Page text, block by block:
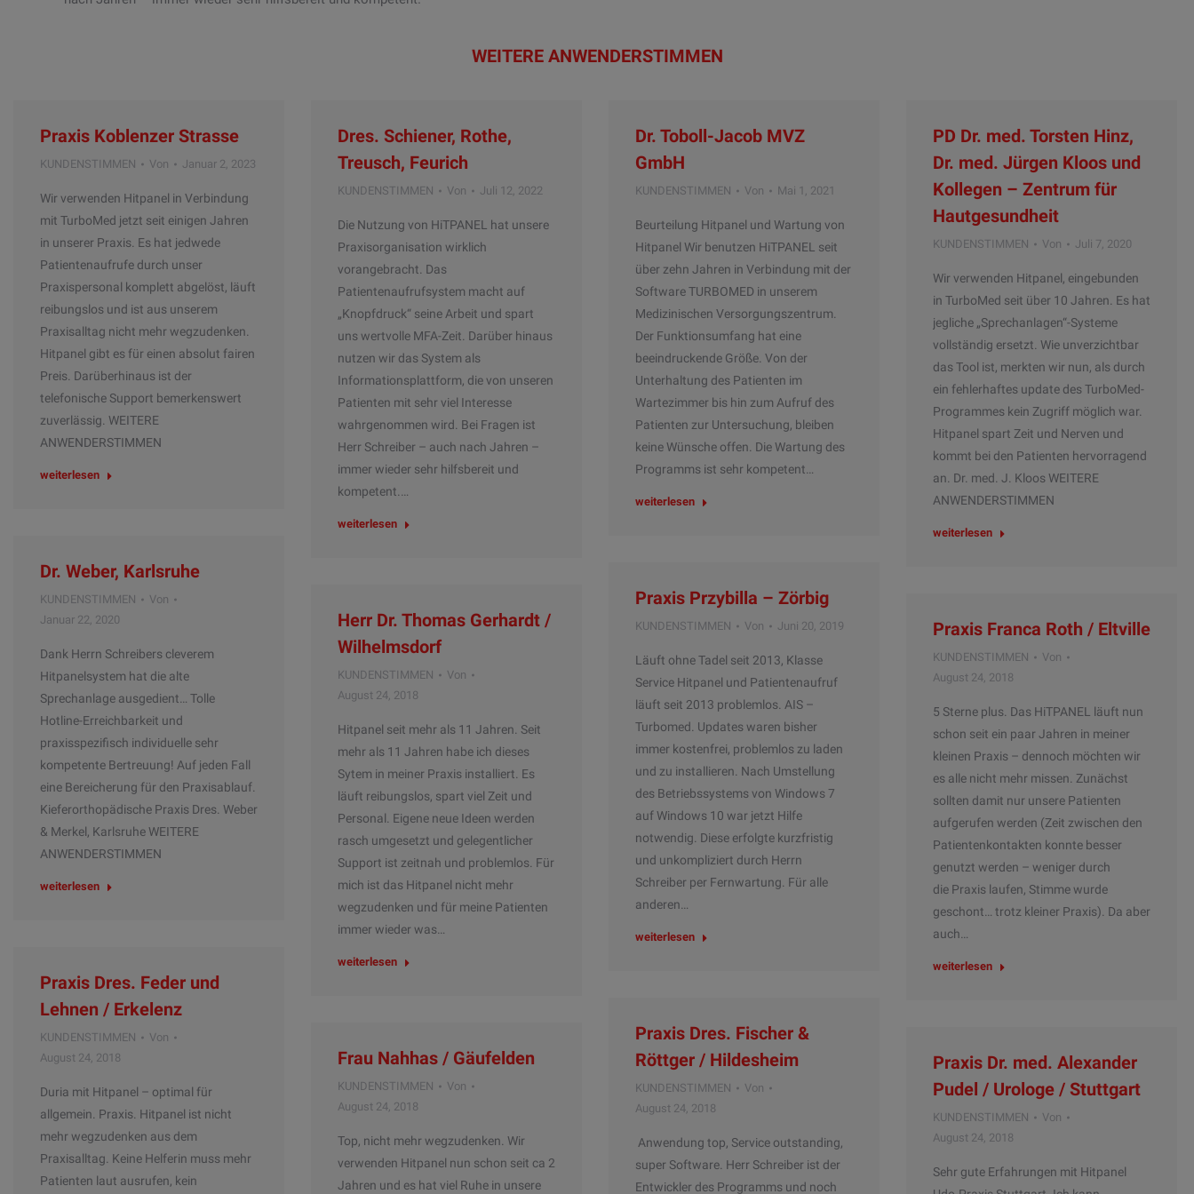
WEITERE ANWENDERSTIMMEN
Praxis Koblenzer Strasse
KUNDENSTIMMEN Von Januar 2, 2023
Wir verwenden Hitpanel in Verbindung
mit TurboMed jetzt seit einigen Jahren
in unserer Praxis. Es hat jedwede
Patientenaufrufe durch unser
Praxispersonal komplett abgelöst, läuft
reibungslos und ist aus unserem
Praxisalltag nicht mehr wegzudenken.
Hitpanel gibt es für einen absolut fairen
Preis. Darüberhinaus ist der
telefonische Support bemerkenswert
zuverlässig. WEITERE
ANWENDERSTIMMEN
weiterlesen
Dres. Schiener, Rothe,
Treusch, Feurich
KUNDENSTIMMEN Von Juli 12, 2022
Die Nutzung von HiTPANEL hat unsere
Praxisorganisation wirklich
vorangebracht. Das
Patientenaufrufsystem macht auf
„Knopfdruck“ seine Arbeit und spart
uns wertvolle MFA-Zeit. Darüber hinaus
nutzen wir das System als
Informationsplattform, die von unseren
Patienten mit sehr viel Interesse
wahrgenommen wird. Bei Fragen ist
Herr Schreiber – auch nach Jahren –
immer wieder sehr hilfsbereit und
kompetent.…
weiterlesen
Dr. Toboll-Jacob MVZ
GmbH
KUNDENSTIMMEN Von Mai 1, 2021
Beurteilung Hitpanel und Wartung von
Hitpanel Wir benutzen HiTPANEL seit
über zehn Jahren in Verbindung mit der
Software TURBOMED in unserem
Medizinischen Versorgungszentrum.
Der Funktionsumfang hat eine
beeindruckende Größe. Von der
Unterhaltung des Patienten im
Wartezimmer bis hin zum Aufruf des
Patienten zur Untersuchung, bleiben
keine Wünsche offen. Die Wartung des
Programms ist sehr kompetent…
weiterlesen
PD Dr. med. Torsten Hinz,
Dr. med. Jürgen Kloos und
Kollegen – Zentrum für
Hautgesundheit
KUNDENSTIMMEN Von Juli 7, 2020
Wir verwenden Hitpanel, eingebunden
in TurboMed seit über 10 Jahren. Es hat
jegliche „Sprechanlagen“-Systeme
vollständig ersetzt. Wie unverzichtbar
das Tool ist, merkten wir nun, als durch
ein fehlerhaftes update des TurboMed-
Programmes kein Zugriff möglich war.
Hitpanel spart Zeit und Nerven und
kommt bei den Patienten hervorragend
an. Dr. med. J. Kloos WEITERE
ANWENDERSTIMMEN
weiterlesen
Dr. Weber, Karlsruhe
KUNDENSTIMMEN
Von
Januar 22, 2020
Dank Herrn Schreibers cleverem
Hitpanelsystem hat die alte
Sprechanlage ausgedient… Tolle
Hotline-Erreichbarkeit und
praxisspezifisch individuelle sehr
kompetente Bertreuung! Auf jeden Fall
eine Bereicherung für den Praxisablauf.
Kieferorthopädische Praxis Dres. Weber
& Merkel, Karlsruhe WEITERE
ANWENDERSTIMMEN
weiterlesen
Praxis Przybilla – Zörbig
KUNDENSTIMMEN Von Juni 20, 2019
Läuft ohne Tadel seit 2013, Klasse
Service Hitpanel und Patientenaufruf
läuft seit 2013 problemlos. AIS –
Turbomed. Updates waren bisher
immer kostenfrei, problemlos zu laden
und zu installieren. Nach Umstellung
des Betriebssystems von Windows 7
auf Windows 10 war jetzt Hilfe
notwendig. Diese erfolgte kurzfristig
und unkompliziert durch Herrn
Schreiber per Fernwartung. Für alle
anderen…
weiterlesen
Herr Dr. Thomas Gerhardt /
Wilhelmsdorf
KUNDENSTIMMEN
Von
August 24, 2018
Hitpanel seit mehr als 11 Jahren. Seit
mehr als 11 Jahren habe ich dieses
Sytem in meiner Praxis installiert. Es
läuft reibungslos, spart viel Zeit und
Personal. Eigene neue Ideen werden
rasch umgesetzt und gelegentlicher
Support ist zeitnah und problemlos. Für
mich ist das Hitpanel nicht mehr
wegzudenken und für meine Patienten
immer wieder was…
weiterlesen
Praxis Franca Roth / Eltville
KUNDENSTIMMEN
Von
August 24, 2018
5 Sterne plus. Das HiTPANEL läuft nun
schon seit ein paar Jahren in meiner
kleinen Praxis – dennoch möchten wir
es alle nicht mehr missen. Zunächst
sollten damit nur unsere Patienten
aufgerufen werden (Zeit zwischen den
Patientenkontakten konnte besser
genutzt werden – weniger durch
die Praxis laufen, Stimme wurde
geschont… trotz kleiner Praxis). Da aber
auch…
weiterlesen
Praxis Dres. Feder und
Lehnen / Erkelenz
KUNDENSTIMMEN
Von
August 24, 2018
Duria mit Hitpanel – optimal für
allgemein. Praxis. Hitpanel ist nicht
mehr wegzudenken aus dem
Praxisalltag. Keine Helferin muss mehr
Patienten laut ausrufen, kein
Praxis Dres. Fischer &
Röttger / Hildesheim
KUNDENSTIMMEN
Von
August 24, 2018
Anwendung top, Service outstanding,
super Software. Herr Schreiber ist der
Entwickler des Programms und noch
Frau Nahhas / Gäufelden
KUNDENSTIMMEN
Von
August 24, 2018
Top, nicht mehr wegzudenken. Wir
verwenden Hitpanel nun schon seit ca 2
Jahren und es hat viel Ruhe in unsere
Praxis Dr. med. Alexander
Pudel / Urologe / Stuttgart
KUNDENSTIMMEN
Von
August 24, 2018
Sehr gute Erfahrungen mit Hitpanel